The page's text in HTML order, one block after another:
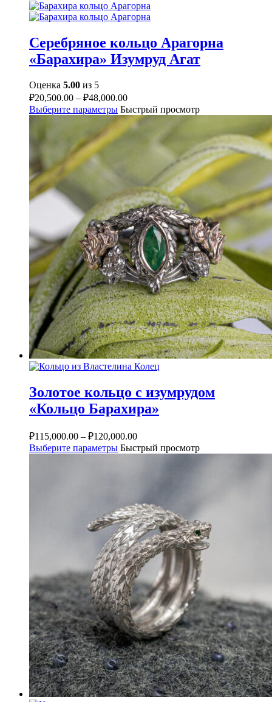
Серебряное кольцо Арагорна
«Барахира» Изумруд Агат
Оценка 5.00 из 5
₽20,500.00 – ₽48,000.00
Выберите параметры Быстрый просмотр
Золотое кольцо с изумрудом
«Кольцо Барахира»
₽115,000.00 – ₽120,000.00
Выберите параметры Быстрый просмотр